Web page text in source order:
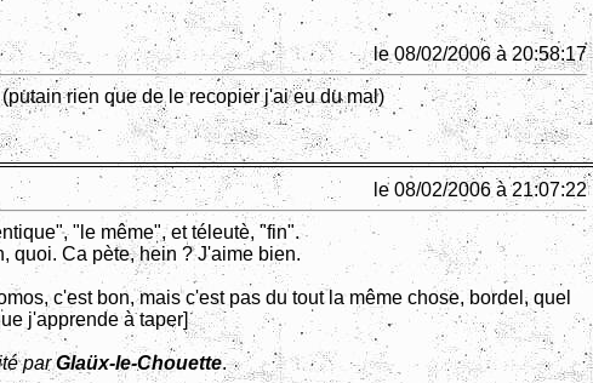
le 08/02/2006 à 20:58:17
rien que de le recopier j'ai eu du mal)
le 08/02/2006 à 21:07:22
"le même", et téleutè, "fin".
quoi. Ca pète, hein ? J'aime bien.
c'est bon, mais c'est pas du tout la même chose, bordel, quel
j'apprende à taper]
parGlaüx-le-Chouette.